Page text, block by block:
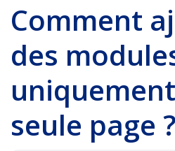
Comment
des
seule page ?